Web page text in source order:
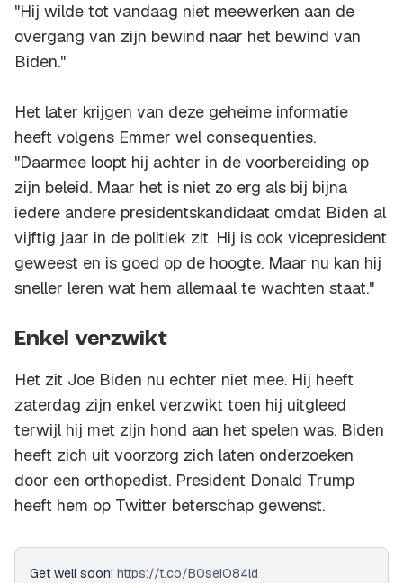
"Hij wilde tot vandaag niet meewerken aan de
overgang van zijn bewind naar het bewind van
Biden."
Het later krijgen van deze geheime informatie
heeft volgens Emmer wel consequenties.
"Daarmee loopt hij achter in de voorbereiding op
zijn beleid. Maar het is niet zo erg als bij bijna
iedere andere presidentskandidaat omdat Biden al
vijftig jaar in de politiek zit. Hij is ook vicepresident
geweest en is goed op de hoogte. Maar nu kan hij
sneller leren wat hem allemaal te wachten staat."
Enkel verzwikt
Het zit Joe Biden nu echter niet mee. Hij heeft
zaterdag zijn enkel verzwikt toen hij uitgleed
terwijl hij met zijn hond aan het spelen was. Biden
heeft zich uit voorzorg zich laten onderzoeken
door een orthopedist. President Donald Trump
heeft hem op Twitter beterschap gewenst.
Get well soon! https://t.co/B0seiO84ld